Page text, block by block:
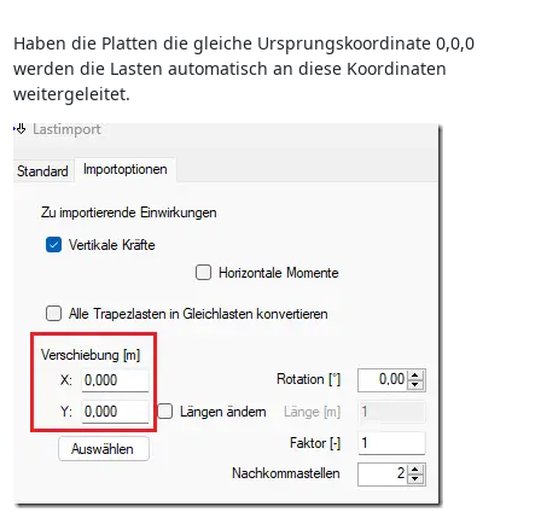
Haben die Platten die gleiche Ursprungskoordinate 0,0,0
werden die Lasten automatisch an diese Koordinaten
weitergeleitet.